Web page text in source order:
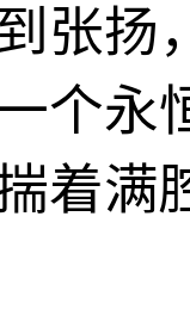
张扬
个永
着满